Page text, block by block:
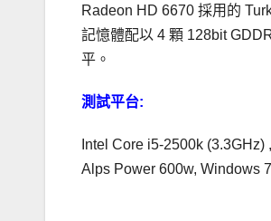
Radeon HD 6670 採用的
記憶體配以 4 顆 128bit
平。
測試平台:
Intel Core i5-2500k
Alps Power 600w, Windows